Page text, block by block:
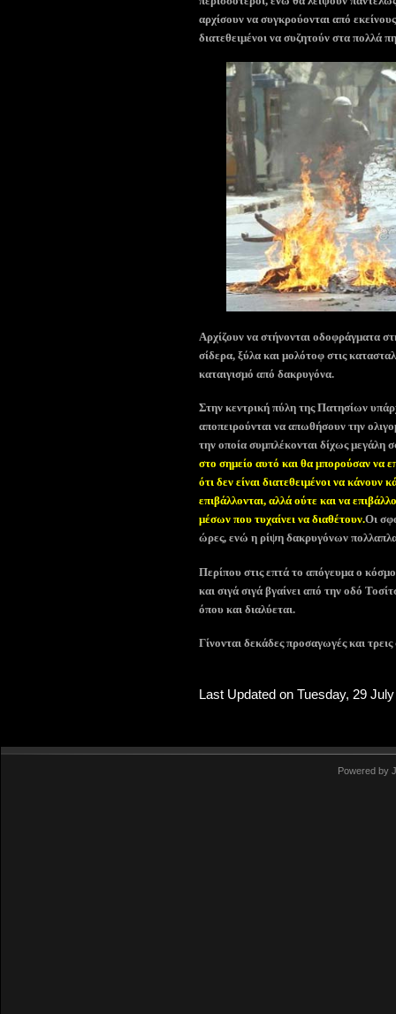
αρχίσουν να συγκρούονται από
διατεθειμένοι να συζητούν στα πολλά
Αρχίζουν να στήνονται οδοφράγματα
σίδερα, ξύλα και μολότοφ στις
καταιγισμό από δακρυγόνα.
Στην κεντρική πύλη της Πατησίων
αποπειρούνται να απωθήσουν την
την οποία συμπλέκονται δίχως μεγάλη
στο σημείο αυτό και θα μπορούσαν να
ότι δεν είναι διατεθειμένοι να κάνουν
επιβάλλονται, αλλά ούτε και να
μέσων που τυχαίνει να διαθέτουν.Οι
ώρες, ενώ η ρίψη δακρυγόνων
Περίπου στις επτά το απόγευμα ο
και σιγά σιγά βγαίνει από την οδό
όπου και διαλύεται.
Γίνονται δεκάδες προσαγωγές και
Last Updated on Tuesday, 29
Powered by